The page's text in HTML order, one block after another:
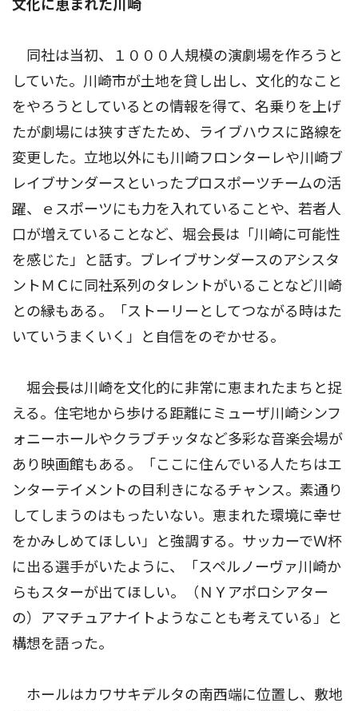
文化に恵まれた川崎
同社は当初、１０００人規模の演劇場を作ろうと
していた。川崎市が土地を貸し出し、文化的なこと
をやろうとしているとの情報を得て、名乗りを上げ
たが劇場には狭すぎたため、ライブハウスに路線を
変更した。立地以外にも川崎フロンターレや川崎ブ
レイブサンダースといったプロスポーツチームの活
躍、ｅスポーツにも力を入れていることや、若者人
口が増えていることなど、堀会長は「川崎に可能性
を感じた」と話す。ブレイブサンダースのアシスタ
ントＭＣに同社系列のタレントがいることなど川崎
との縁もある。「ストーリーとしてつながる時はた
いていうまくいく」と自信をのぞかせる。
堀会長は川崎を文化的に非常に恵まれたまちと捉
える。住宅地から歩ける距離にミューザ川崎シンフ
ォニーホールやクラブチッタなど多彩な音楽会場が
あり映画館もある。「ここに住んでいる人たちはエ
ンターテイメントの目利きになるチャンス。素通り
してしまうのはもったいない。恵まれた環境に幸せ
をかみしめてほしい」と強調する。サッカーでＷ杯
に出る選手がいたように、「スペルノーヴァ川崎か
らもスターが出てほしい。（ＮＹアポロシアター
の）アマチュアナイトようなことも考えている」と
構想を語った。
ホールはカワサキデルタの南西端に位置し、敷地